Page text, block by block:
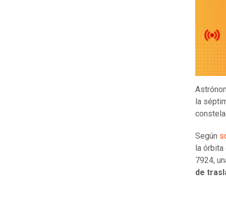
la
Según
la
7924,
de